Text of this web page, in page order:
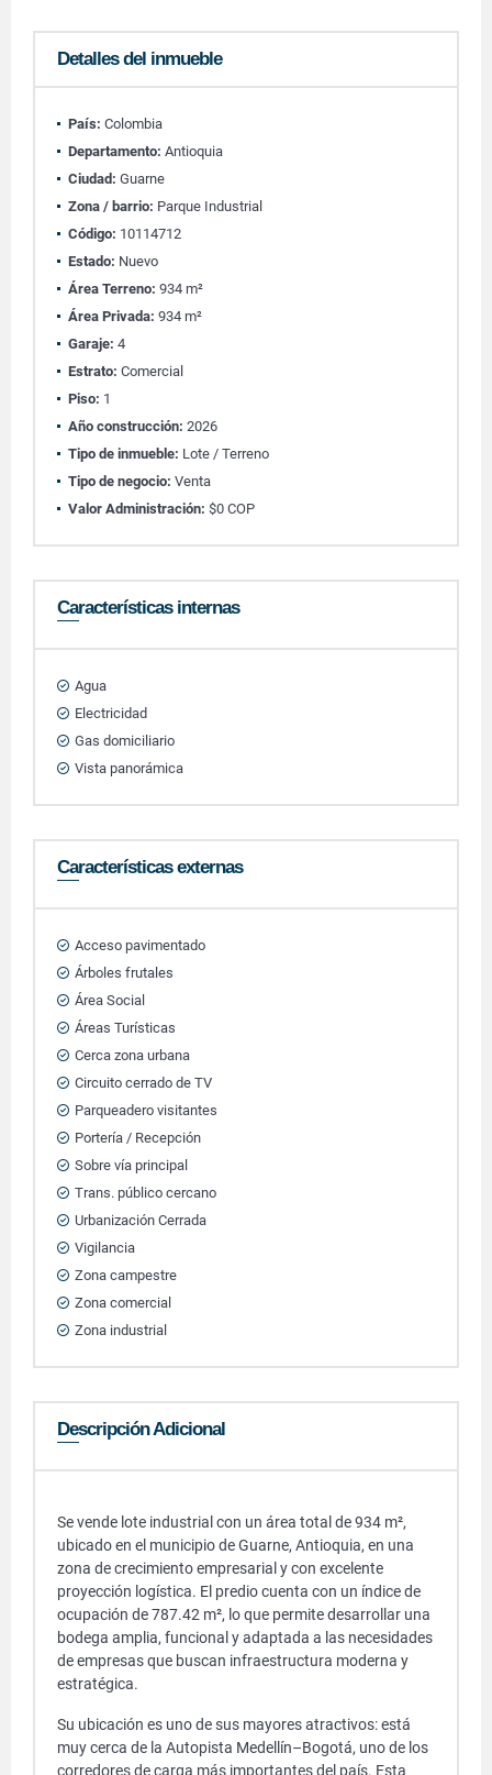
Detalles del inmueble
País: Colombia
Departamento: Antioquia
Ciudad: Guarne
Zona / barrio: Parque Industrial
Código: 10114712
Estado: Nuevo
Área Terreno: 934 m²
Área Privada: 934 m²
Garaje: 4
Estrato: Comercial
Piso: 1
Año construcción: 2026
Tipo de inmueble: Lote / Terreno
Tipo de negocio: Venta
Valor Administración: $0 COP
Características internas
Agua
Electricidad
Gas domiciliario
Vista panorámica
Características externas
Acceso pavimentado
Árboles frutales
Área Social
Áreas Turísticas
Cerca zona urbana
Circuito cerrado de TV
Parqueadero visitantes
Portería / Recepción
Sobre vía principal
Trans. público cercano
Urbanización Cerrada
Vigilancia
Zona campestre
Zona comercial
Zona industrial
Descripción Adicional
Se vende lote industrial con un área total de 934 m²,
ubicado en el municipio de Guarne, Antioquia, en una
zona de crecimiento empresarial y con excelente
proyección logística. El predio cuenta con un índice de
ocupación de 787.42 m², lo que permite desarrollar una
bodega amplia, funcional y adaptada a las necesidades
de empresas que buscan infraestructura moderna y
estratégica.
Su ubicación es uno de sus mayores atractivos: está
muy cerca de la Autopista Medellín–Bogotá, uno de los
corredores de carga más importantes del país. Esta